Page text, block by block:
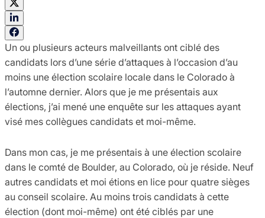
Un ou plusieurs acteurs malveillants ont ciblé des
candidats lors d’une série d’attaques à l’occasion d’au
moins une élection scolaire locale dans le Colorado à
l’automne dernier. Alors que je me présentais aux
élections, j’ai mené une enquête sur les attaques ayant
visé mes collègues candidats et moi-même.
Dans mon cas, je me présentais à une élection scolaire
dans le comté de Boulder, au Colorado, où je réside. Neuf
autres candidats et moi étions en lice pour quatre sièges
au conseil scolaire. Au moins trois candidats à cette
élection (dont moi-même) ont été ciblés par une